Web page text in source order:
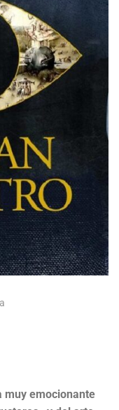
muy emocionante